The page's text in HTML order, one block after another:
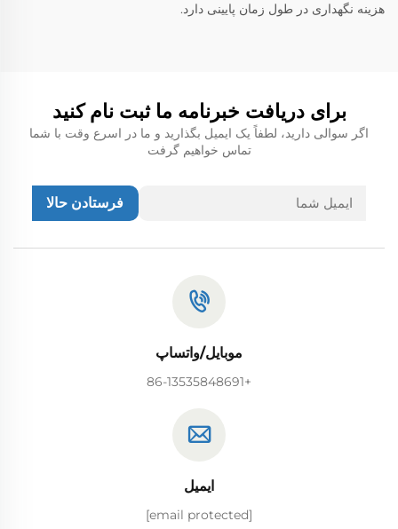
هزینه نگهداری در طول زمان پایینی دارد.
برای دریافت خبرنامه ما ثبت نام کنید
اگر سوالی دارید، لطفاً یک ایمیل بگذارید و ما در اسرع وقت با شما
تماس خواهیم گرفت
فرستادن حالا
موبایل/واتساپ
+86-13535848691
ایمیل
[email protected]